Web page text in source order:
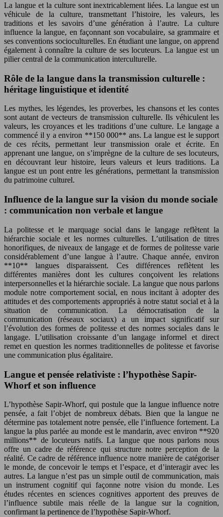
La langue et la culture sont inextricablement liées. La langue est un
véhicule de la culture, transmettant l’histoire, les valeurs, les
traditions et les savoirs d’une génération à l’autre. La culture
influence la langue, en façonnant son vocabulaire, sa grammaire et
ses conventions socioculturelles. En étudiant une langue, on apprend
également à connaître la culture de ses locuteurs. La langue est un
pilier central de la communication interculturelle.
Rôle de la langue dans la transmission culturelle :
héritage linguistique et identité
Les mythes, les légendes, les proverbes, les chansons et les contes
sont autant de vecteurs de transmission culturelle. Ils véhiculent les
valeurs, les croyances et les traditions d’une culture. Le langage a
commencé il y a environ **150 000** ans. La langue est le support
de ces récits, permettant leur transmission orale et écrite. En
apprenant une langue, on s’imprègne de la culture de ses locuteurs,
en découvrant leur histoire, leurs valeurs et leurs traditions. La
langue est un pont entre les générations, permettant la transmission
du patrimoine culturel.
Influence de la langue sur la vision du monde sociale
: communication non verbale et langue
La politesse et le marquage social dans le langage reflètent la
hiérarchie sociale et les normes culturelles. L’utilisation de titres
honorifiques, de niveaux de langage et de formes de politesse varie
considérablement d’une langue à l’autre. Chaque année, environ
**10** langues disparaissent. Ces différences reflètent les
différentes manières dont les cultures conçoivent les relations
interpersonnelles et la hiérarchie sociale. La langue que nous parlons
module notre comportement social, en nous incitant à adopter des
attitudes et des comportements appropriés à notre statut social et à la
situation de communication. La démocratisation de la
communication (réseaux sociaux) a un impact significatif sur
l’évolution des formes de politesse et des normes sociales dans le
langage. L’utilisation croissante d’un langage informel et direct
remet en question les normes traditionnelles de politesse et favorise
une communication plus égalitaire.
Langue et pensée relativiste : l’hypothèse Sapir-
Whorf et son influence
L’hypothèse Sapir-Whorf, qui postule que la langue influence notre
pensée, a fait l’objet de nombreux débats. Bien que la langue ne
détermine pas totalement notre pensée, elle l’influence fortement. La
langue la plus parlée au monde est le mandarin, avec environ **920
millions** de locuteurs natifs. La langue que nous parlons nous
offre un cadre de référence qui structure notre perception de la
réalité. Ce cadre de référence influence notre manière de catégoriser
le monde, de concevoir le temps et l’espace, et d’interagir avec les
autres. La langue n’est pas un simple outil de communication, mais
un instrument cognitif qui façonne notre vision du monde. Les
études récentes en sciences cognitives apportent des preuves de
l’influence subtile mais réelle de la langue sur la cognition,
confirmant la pertinence de l’hypothèse Sapir-Whorf.